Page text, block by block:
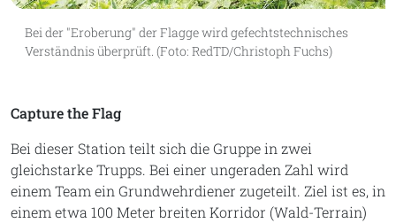
Bei der "Eroberung" der Flagge wird gefechtstechnisches
Verständnis überprüft. (Foto: RedTD/Christoph Fuchs)
Capture the Flag
Bei dieser Station teilt sich die Gruppe in zwei
gleichstarke Trupps. Bei einer ungeraden Zahl wird
einem Team ein Grundwehrdiener zugeteilt. Ziel ist es, in
einem etwa 100 Meter breiten Korridor (Wald-Terrain)